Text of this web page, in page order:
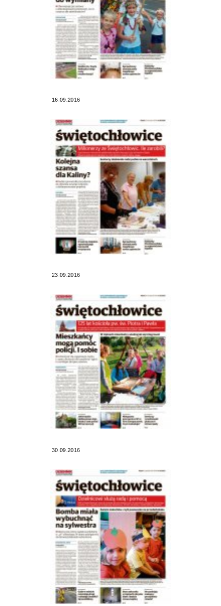
16.09.2016
23.09.2016
30.09.2016